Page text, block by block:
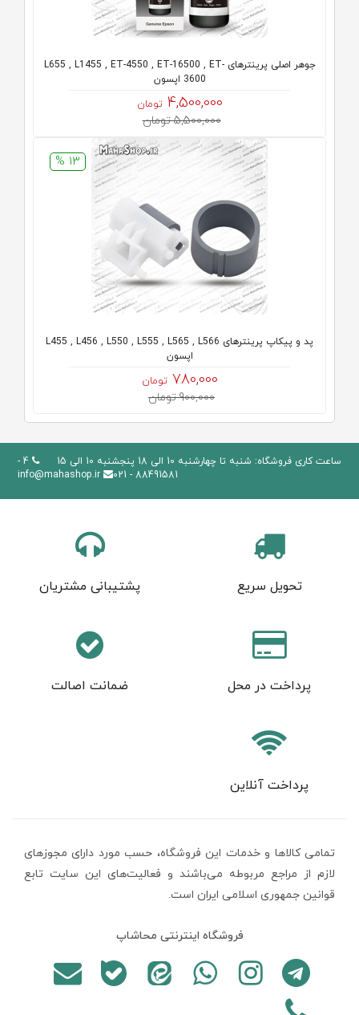
جوهر اصلی پرینترهای L655 , L1455 , ET-4550 , ET-16500 , ET-
3600 اپسون
4,500,000 تومان
5,500,000 تومان
13 %
پد و پیکاپ پرینترهای L455 , L456 , L550 , L555 , L565 , L566
اپسون
780,000 تومان
900,000 تومان
ساعت کاری فروشگاه: شنبه تا چهارشنبه 10 الی 18 پنجشنبه 10 الی 15
4 -
88491581 - 021
info@mahashop.ir
تحویل سریع پشتیبانی مشتریان
پرداخت در محل ضمانت اصالت
پرداخت آنلاین
تمامی كالاها و خدمات اين فروشگاه، حسب مورد دارای مجوزهای
لازم از مراجع مربوطه می‌باشند و فعاليت‌های اين سايت تابع
قوانين جمهوری اسلامی ایران است.
فروشگاه اینترنتی محاشاپ